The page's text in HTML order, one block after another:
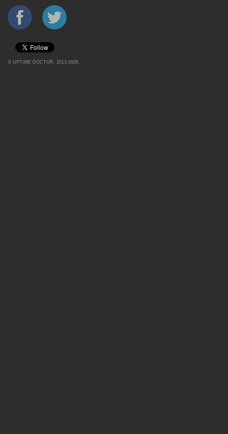
© UPTIME DOCTOR , 2013-2026.